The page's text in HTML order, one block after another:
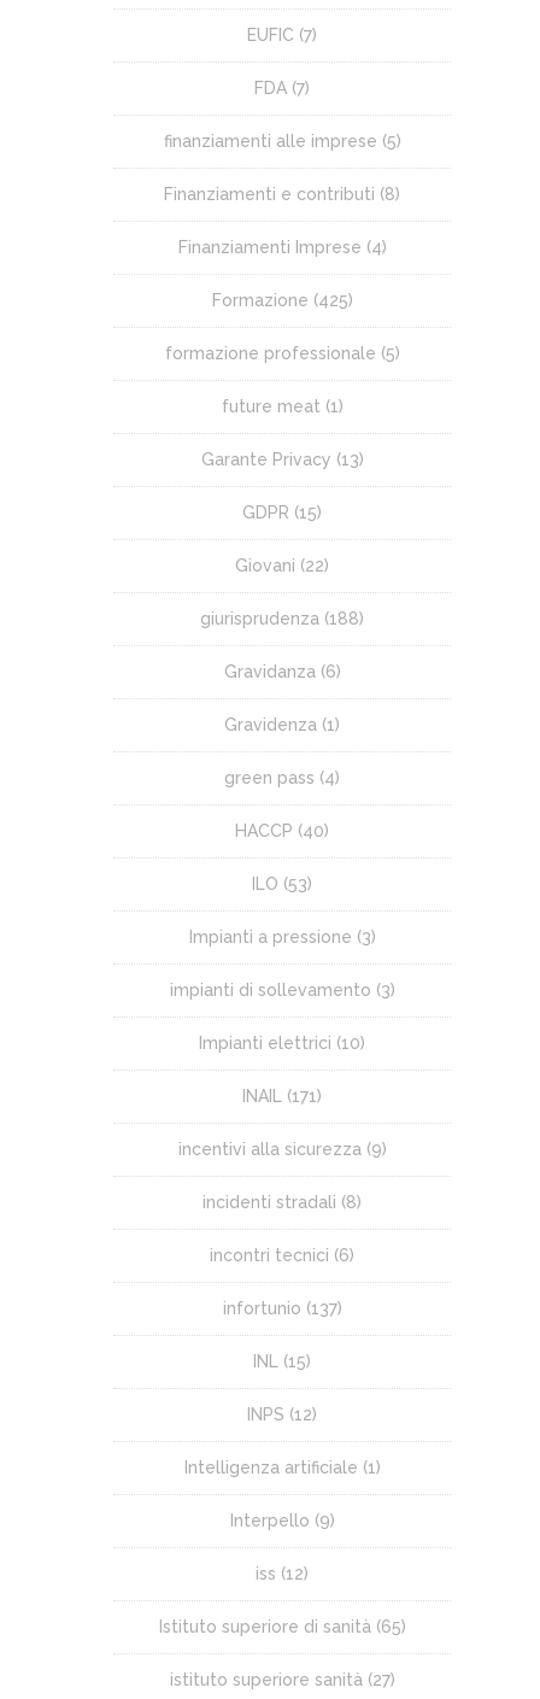
EUFIC (7)
FDA (7)
finanziamenti alle imprese (5)
Finanziamenti e contributi (8)
Finanziamenti Imprese (4)
Formazione (425)
formazione professionale (5)
future meat(1)
Garante Privacy (13)
GDPR (15)
Giovani (22)
giurisprudenza (188)
Gravidanza(6)
Gravidenza (1)
green pass (4)
HACCP (40)
ILO (53)
Impianti a pressione (3)
impianti di sollevamento (3)
Impianti elettrici (10)
INAIL (171)
incentivi alla sicurezza(9)
incidenti stradali (8)
incontri tecnici (6)
infortunio (137)
INL (15)
INPS (12)
Intelligenza artificiale (1)
Interpello (9)
iss (12)
Istituto superiore di sanità(65)
istituto superiore sanità(27)